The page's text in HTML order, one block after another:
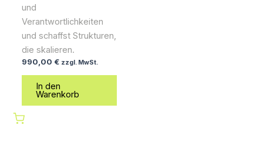
und
Verantwortlichkeiten
und schaffst Strukturen,
die skalieren.
990,00 € zzgl. MwSt.
In den
Warenkorb